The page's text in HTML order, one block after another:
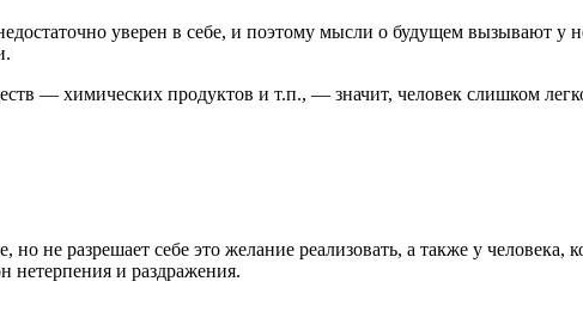
уверен в себе, и поэтому мысли о будущем вызывают у
— химических продуктов и т.п., — значит, человек слишком
не разрешает себе это желание реализовать, а также у
нетерпения и раздражения.